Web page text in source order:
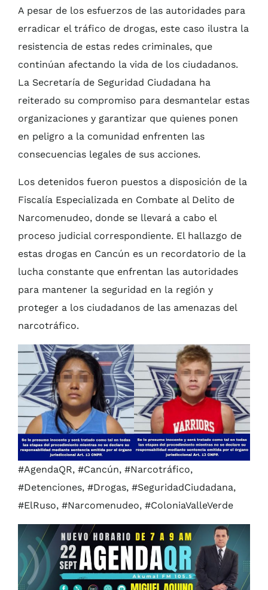
A pesar de los esfuerzos de las autoridades para
erradicar el tráfico de drogas, este caso ilustra la
resistencia de estas redes criminales, que
continúan afectando la vida de los ciudadanos.
La Secretaría de Seguridad Ciudadana ha
reiterado su compromiso para desmantelar estas
organizaciones y garantizar que quienes ponen
en peligro a la comunidad enfrenten las
consecuencias legales de sus acciones.
Los detenidos fueron puestos a disposición de la
Fiscalía Especializada en Combate al Delito de
Narcomenudeo, donde se llevará a cabo el
proceso judicial correspondiente. El hallazgo de
estas drogas en Cancún es un recordatorio de la
lucha constante que enfrentan las autoridades
para mantener la seguridad en la región y
proteger a los ciudadanos de las amenazas del
narcotráfico.
#AgendaQR, #Cancún, #Narcotráfico,
#Detenciones, #Drogas, #SeguridadCiudadana,
#ElRuso, #Narcomenudeo, #ColoniaValleVerde